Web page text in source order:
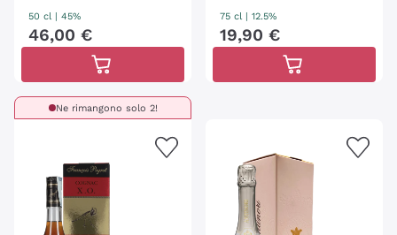
50 cl | 45%
46,00 €
75 cl | 12.5%
19,90 €
Ne rimangono solo 2!